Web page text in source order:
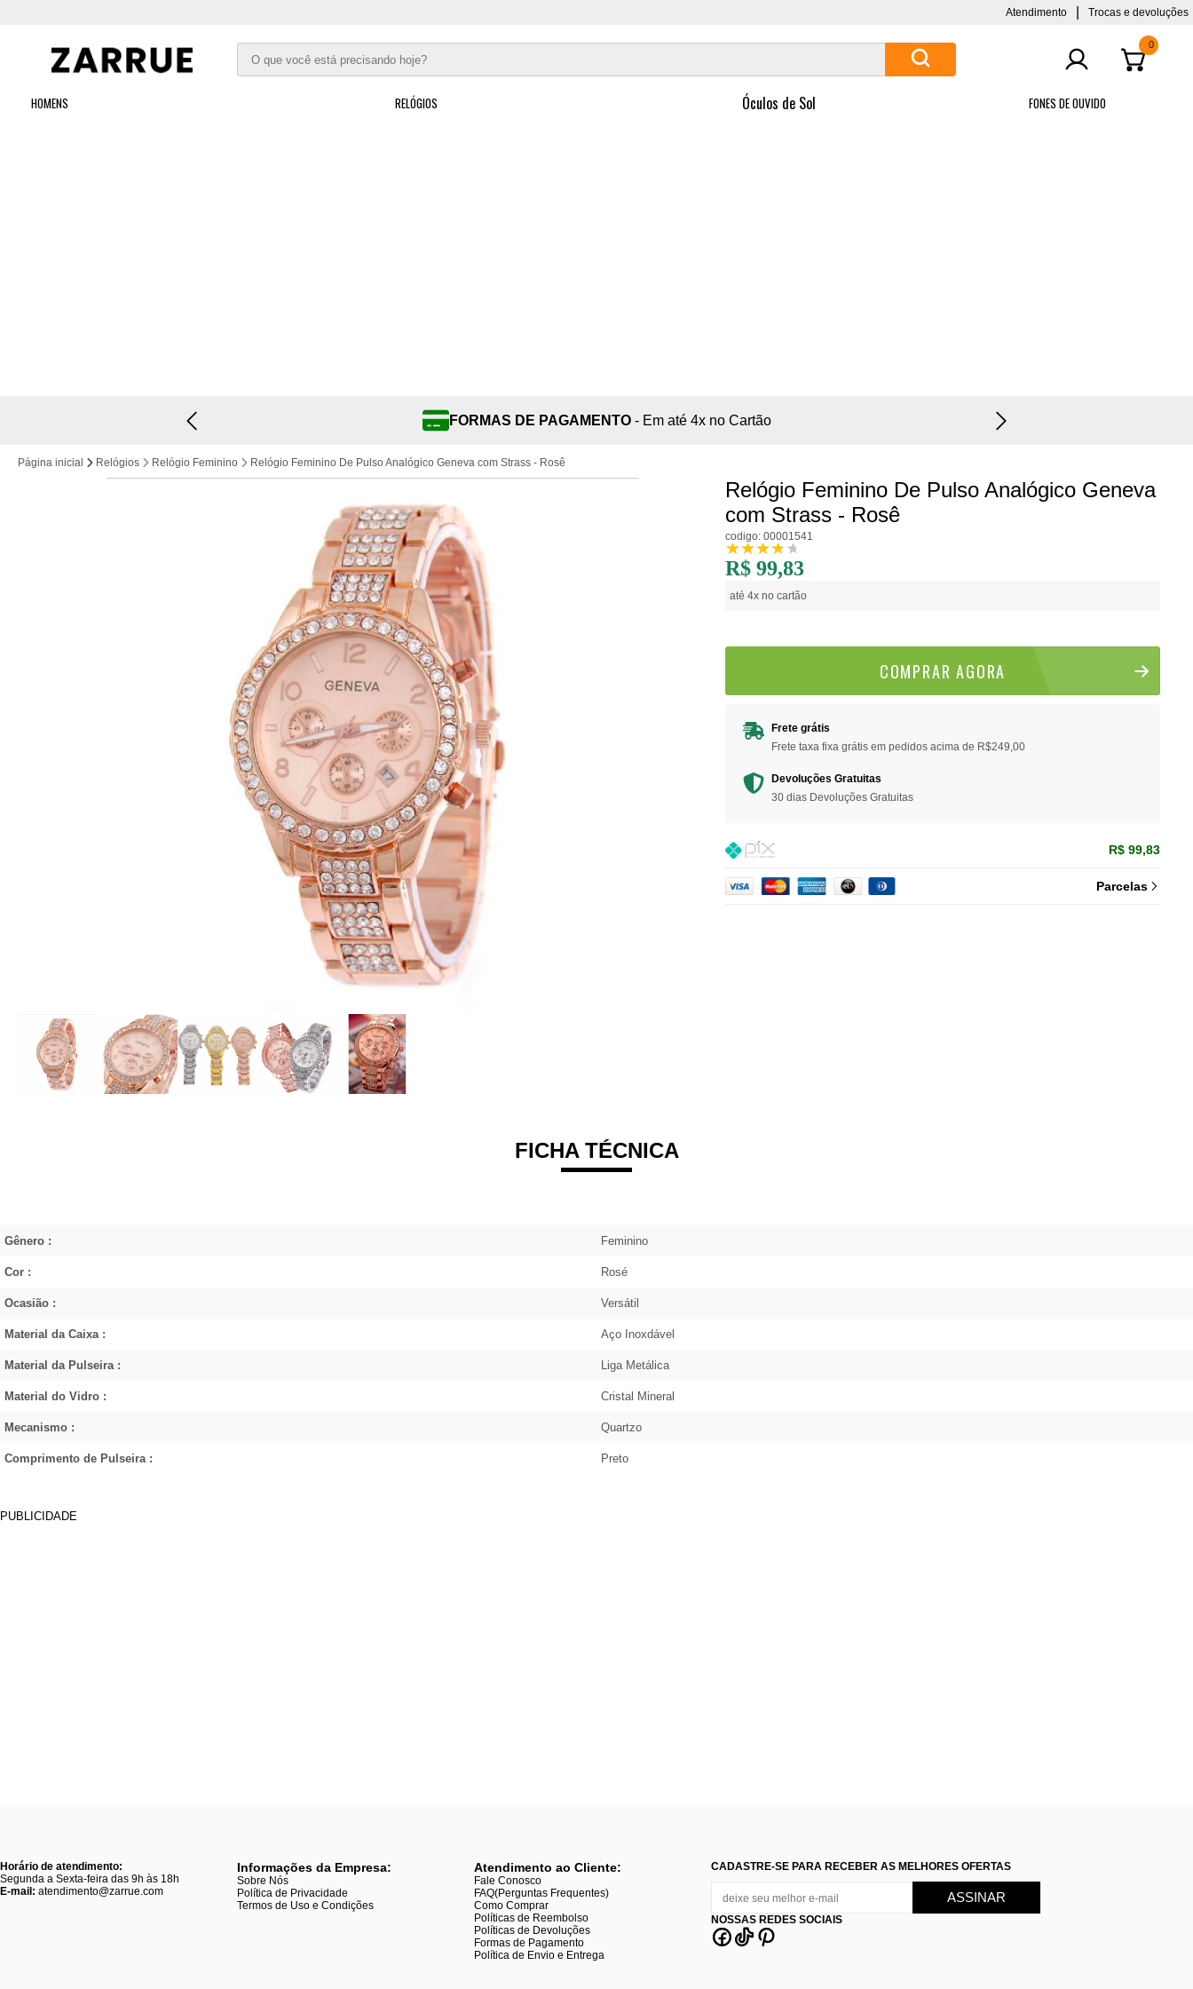
Atendimento Trocas e devoluções
0
HOMENS RELÓGIOS Óculos de Sol FONES DE OUVIDO
FORMAS DE PAGAMENTO- Em até 4x no Cartão
Página inicial Relógios Relógio Feminino Relógio Feminino De Pulso Analógico Geneva com Strass - Rosê
Relógio Feminino De Pulso Analógico Geneva
com Strass - Rosê
codigo: 00001541
R$ 99,83
até 4x no cartão
COMPRAR AGORA
Frete grátis
Frete taxa fixa grátis em pedidos acima de R$249,00
Devoluções Gratuitas
30 dias Devoluções Gratuitas
R$ 99,83
Parcelas
FICHA TÉCNICA
Gênero : Feminino
Cor : Rosé
Ocasião : Versátil
Material da Caixa : Aço Inoxdável
Material da Pulseira : Liga Metálica
Material do Vidro : Cristal Mineral
Mecanismo : Quartzo
Comprimento de Pulseira : Preto
PUBLICIDADE
Horário de atendimento:
Segunda a Sexta-feira das 9h às 18h
E-mail: atendimento@zarrue.com
Informações da Empresa:
Sobre Nós
Política de Privacidade
Termos de Uso e Condições
Atendimento ao Cliente:
Fale Conosco
FAQ(Perguntas Frequentes)
Como Comprar
Políticas de Reembolso
Políticas de Devoluções
Formas de Pagamento
Política de Envio e Entrega
CADASTRE-SE PARA RECEBER AS MELHORES OFERTAS
NOSSAS REDES SOCIAIS